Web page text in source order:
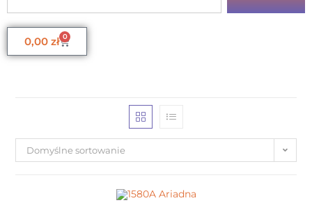
0,00 zł 0
Domyślne sortowanie